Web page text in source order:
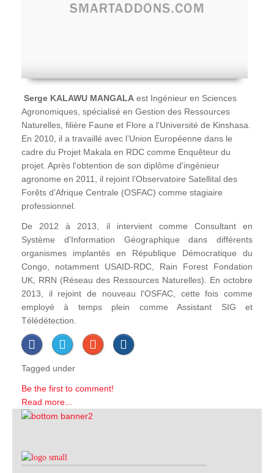
Serge KALAWU MANGALA est Ingénieur en Sciences
Agronomiques, spécialisé en Gestion des Ressources
Naturelles, filière Faune et Flore a l'Université de Kinshasa.
En 2010, il a travaillé avec l’Union Européenne dans le
cadre du Projet Makala en RDC comme Enquêteur du
projet. Après l'obtention de son diplôme d'ingénieur
agronome en 2011, il rejoint l’Observatoire Satellital des
Forêts d’Afrique Centrale (OSFAC) comme stagiaire
professionnel.
De 2012 à 2013, il intervient comme Consultant en
Système d'Information Géographique dans différents
organismes implantés en République Démocratique du
Congo, notamment USAID-RDC, Rain Forest Fondation
UK, RRN (Réseau des Ressources Naturelles). En octobre
2013, il rejoint de nouveau l'OSFAC, cette fois comme
employé à temps plein comme Assistant SIG et
Télédétection.
Tagged under
Be the first to comment!
Read more...